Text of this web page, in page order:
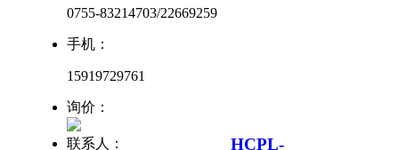
0755-83214703/22669259
手机：
15919729761
询价：
联系人：
HCPL-